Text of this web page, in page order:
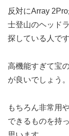
反対にArray
士登山のヘッド
探している人です
高機能すぎて宝
が良いでしょう。
もちろん非常用
できるものを持